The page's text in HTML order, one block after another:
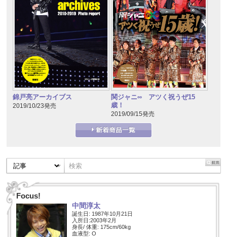
錦戸亮アーカイブス
2019/10/23発売
関ジャニ∞ アツく祝うぜ15
歳！
2019/09/15発売
Focus!
中間淳太
誕生日: 1987年10月21日
入所日:2003年2月
身長/ 体重: 175cm/60kg
血液型: O